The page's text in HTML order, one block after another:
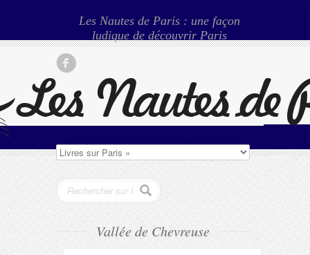
Les Nautes de Paris : une façon
ludique de découvrir Paris
Vallée de Chevreuse